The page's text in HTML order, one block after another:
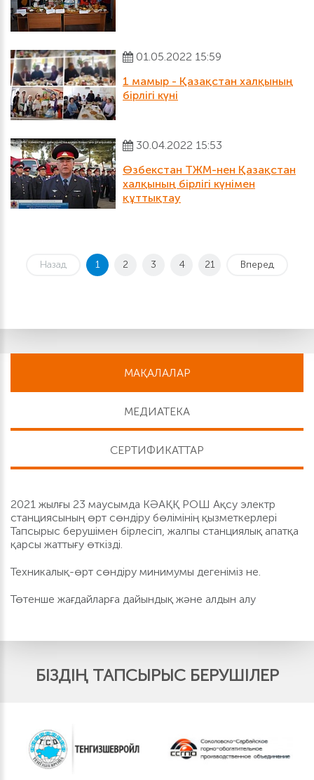
01.05.2022 15:59
1 мамыр - Қазақстан халқының
бірлігі күні
30.04.2022 15:53
Өзбекстан ТЖМ-нен Қазақстан
халқының бірлігі күнімен
құттықтау
Назад 1 2 3 4 21 Вперед
МАҚАЛАЛАР
МЕДИАТЕКА
СЕРТИФИКАТТАР
2021 жылғы 23 маусымда КӘАҚҚ РОШ Ақсу электр
станциясының өрт сөндіру бөлімінің қызметкерлері
Тапсырыс берушімен бірлесіп, жалпы станциялық апатқа
қарсы жаттығу өткізді.
Техникалық-өрт сөндіру минимумы дегеніміз не.
Төтенше жағдайларға дайындық және алдын алу
БІЗДІҢ ТАПСЫРЫС БЕРУШІЛЕР